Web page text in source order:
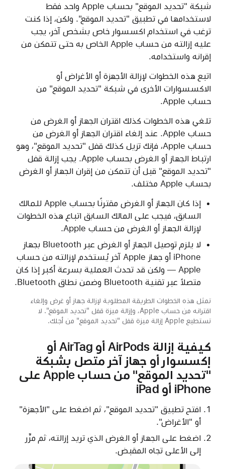
شبكة "تحديد الموقع" بحساب Apple واحد فقط
لاستخدامها في تطبيق "تحديد الموقع". ولكن، إذا كنت
ترغب في استخدام اكسسوار خاص بشخص آخر، يجب
عليه إزالته من حساب Apple الخاص به حتى تتمكن من
إقرانه واستخدامه.
اتبع هذه الخطوات لإزالة الأجهزة أو الأغراض أو
الاكسسوارات الأخرى في شبكة "تحديد الموقع" من
حساب Apple.
تلغي هذه الخطوات كذلك اقتران الجهاز أو الغرض من
حساب Apple. عند إلغاء اقتران الجهاز أو الغرض من
حساب Apple، فإنك تزيل كذلك قفل "تحديد الموقع"، وهو
ارتباط الجهاز أو الغرض بحساب Apple. يجب إزالة قفل
"تحديد الموقع" قبل أن تتمكن من إقران الجهاز أو الغرض
بحساب Apple مختلف.
إذا كان الجهاز أو الغرض مقترنًا بحساب Apple للمالك
السابق، فيجب على المالك السابق اتباع هذه الخطوات
لإزالة الجهاز أو الغرض من حساب Apple.
لا يلزم توصيل الجهاز أو الغرض عبر Bluetooth بجهاز
iPhone أو جهاز Apple آخر يُستخدم لإزالته من حساب
Apple — ولكن قد تحدث العملية بسرعة أكبر إذا كان
متصلاً عبر تقنية Bluetooth وضمن نطاق Bluetooth.
تمثل هذه الخطوات الطريقة المطلوبة لإزالة جهاز أو غرض وإلغاء
اقترانه من حساب Apple، وإزالة ميزة قفل "تحديد الموقع". لا
تستطيع Apple إزالة ميزة قفل "تحديد الموقع" من أجلك.
كيفية إزالة AirPods أو AirTag أو
إكسسوار أو جهاز آخر متصل بشبكة
"تحديد الموقع" من حساب Apple على
iPhone أو iPad
افتح تطبيق "تحديد الموقع"، ثم اضغط على "الأجهزة"
أو "الأغراض".
اضغط على الجهاز أو الغرض الذي تريد إزالته، ثم مرِّر
إلى الأعلى تجاه المقبض.